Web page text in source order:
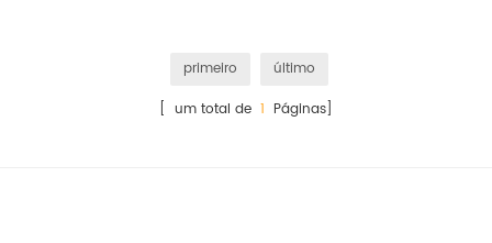
primeiro
último
[ um total de 1 Páginas]